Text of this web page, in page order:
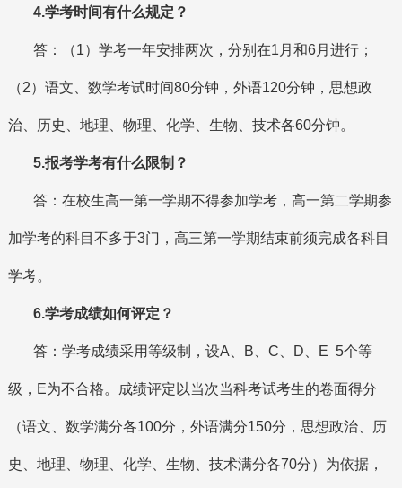
4.学考时间有什么规定？
答：（1）学考一年安排两次，分别在1月和6月进行；
（2）语文、数学考试时间80分钟，外语120分钟，思想政
治、历史、地理、物理、化学、生物、技术各60分钟。
5.报考学考有什么限制？
答：在校生高一第一学期不得参加学考，高一第二学期参
加学考的科目不多于3门，高三第一学期结束前须完成各科目
学考。
6.学考成绩如何评定？
答：学考成绩采用等级制，设A、B、C、D、E 5个等
级，E为不合格。成绩评定以当次当科考试考生的卷面得分
（语文、数学满分各100分，外语满分150分，思想政治、历
史、地理、物理、化学、生物、技术满分各70分）为依据，